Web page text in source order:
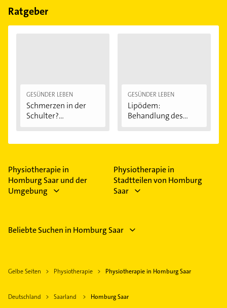
Feiertagen abweichen können.
Ratgeber
GESÜNDER LEBEN
Schmerzen in der
Schulter?
GESÜNDER LEBEN
Lipödem:
Behandlung des
Physiotherapie in
Homburg Saar und der
Umgebung
Physiotherapie in
Stadtteilen von Homburg
Saar
Beliebte Suchen in Homburg Saar
Gelbe Seiten Physiotherapie Physiotherapie in Homburg Saar
Deutschland Saarland Homburg Saar